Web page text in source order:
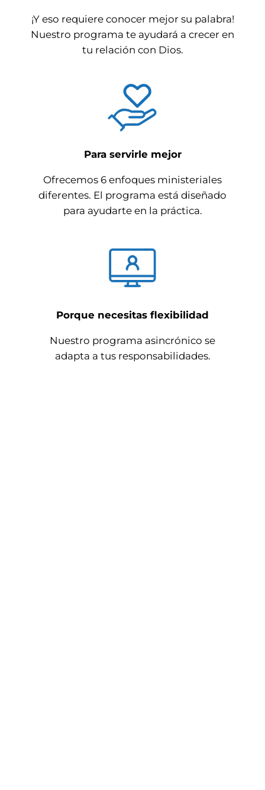
¡Y eso requiere conocer mejor su palabra!
Nuestro programa te ayudará a crecer en
tu relación con Dios.
Para servirle mejor
Ofrecemos 6 enfoques ministeriales
diferentes. El programa está diseñado
para ayudarte en la práctica.
Porque necesitas flexibilidad
Nuestro programa asincrónico se
adapta a tus responsabilidades.